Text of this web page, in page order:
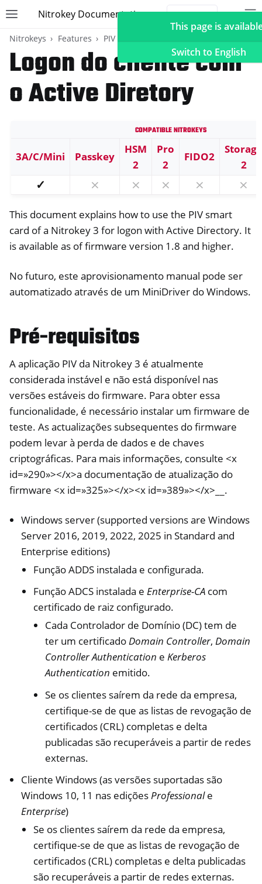
Toggle site navigation sidebar
Nitrokey Documentation
navigation of TOTP
navigation of HSM
navigation of Guides
navigation of Nitrokey Passkey
navigation of Nitrokey FIDO2
navigation of Nitrokey HSM 2
navigation of Nitrokey Pro 2
navigation of Nitrokey Start
navigation of Nitrokey Storage 2
navigation of NitroPad, NitroPC
navigation of NitroPhone, NitroTablet
navigation of NextBox
navigation of NetHSM
navigation of NitroWall
navigation of NitroWall NW750
Nitrokeys Features PIV (Windows only)
Logon do cliente com
o Active Diretory
Compatible Nitrokeys
3A/C/Mini Passkey
HSM
2
Pro
2
FIDO2
2
✓ ⨯ ⨯ ⨯ ⨯ ⨯
This document explains how to use the PIV smart
card of a Nitrokey 3 for logon with Active Directory. It
is available as of firmware version 1.8 and higher.
No futuro, este aprovisionamento manual pode ser
automatizado através de um MiniDriver do Windows.
Pré-requisitos
A aplicação PIV da Nitrokey 3 é atualmente
considerada instável e não está disponível nas
versões estáveis do firmware. Para obter essa
funcionalidade, é necessário instalar um firmware de
teste. As actualizações subsequentes do firmware
podem levar à perda de dados e de chaves
criptográficas. Para mais informações, consulte <x
id=»290»></x>a documentação de atualização do
firmware <x id=»325»></x><x id=»389»></x>__.
Windows server (supported versions are Windows
Server 2016, 2019, 2022, 2025 in Standard and
Enterprise editions)
Função ADDS instalada e configurada.
Função ADCS instalada e Enterprise-CAcom
certificado de raiz configurado.
Cada Controlador de Domínio (DC) tem de
ter um certificadoDomain Controller,Domain
Controller Authentication eKerberos
Authentication emitido.
Se os clientes saírem da rede da empresa,
certifique-se de que as listas de revogação de
certificados (CRL) completas e delta
publicadas são recuperáveis a partir de redes
externas.
Cliente Windows (as versões suportadas são
Windows 10, 11 nas ediçõesProfessionale
Enterprise)
Se os clientes saírem da rede da empresa,
certifique-se de que as listas de revogação de
certificados (CRL) completas e delta publicadas
são recuperáveis a partir de redes externas.
This page is
Switch to English